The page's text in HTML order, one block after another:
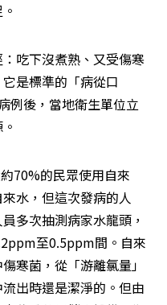
吃下沒煮熟、又受傷寒
是標準的「病從口
例後，當地衛生單位立
70%的民眾使用自來
水，但這次發病的人
多次抽測病家水龍頭，
至0.5ppm間。自來
寒菌，從「游離氯量」
出時還是潔淨的。但由